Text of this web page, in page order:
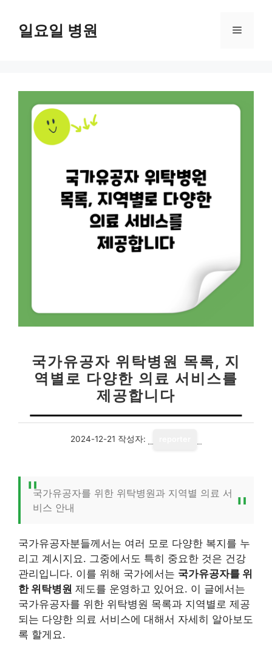
일요일 병원 메
국가유공자 위탁병원 목록, 지
역별로 다양한 의료 서비스를
제공합니다
2024-12-21 작성자:
국가유공자를 위한 위탁병원과 지역별 의료 서
비스 안내
국가유공자분들께서는 여러 모로 다양한 복지를 누
리고 계시지요. 그중에서도 특히 중요한 것은 건강
관리입니다. 이를 위해 국가에서는 국가유공자를 위
한 위탁병원 제도를 운영하고 있어요. 이 글에서는
국가유공자를 위한 위탁병원 목록과 지역별로 제공
되는 다양한 의료 서비스에 대해서 자세히 알아보도
록 할게요.